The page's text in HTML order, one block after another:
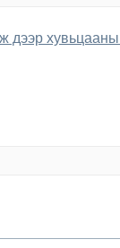
дээр хувьцааны